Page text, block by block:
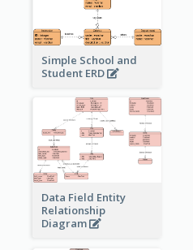
Simple School and
Student ERD
Data Field Entity
Relationship
Diagram